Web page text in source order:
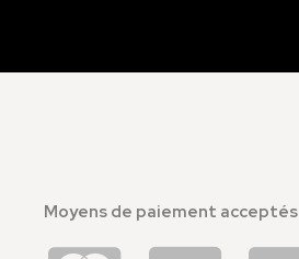
Moyens de paiement acceptés